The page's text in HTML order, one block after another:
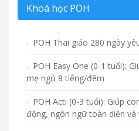
Khoá học POH
POH Thai giáo 280 ngày
POH Easy One (0-1 tuổi):
mẹ ngủ 8 tiếng/đêm
POH Acti (0-3 tuổi): Giúp
động, ngôn ngữ toàn diện